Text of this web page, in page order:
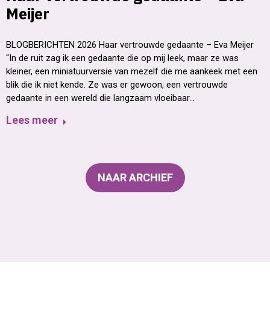
Meijer
BLOGBERICHTEN 2026 Haar vertrouwde gedaante – Eva Meijer
“In de ruit zag ik een gedaante die op mij leek, maar ze was
kleiner, een miniatuurversie van mezelf die me aankeek met een
blik die ik niet kende. Ze was er gewoon, een vertrouwde
gedaante in een wereld die langzaam vloeibaar…
Lees meer
NAAR ARCHIEF